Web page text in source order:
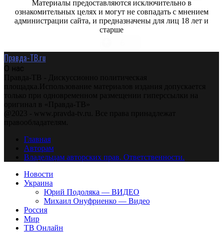
Материалы предоставляются исключительно в
ознакомительных целях и могут не совпадать с мнением
администрации сайта, и предназначены для лиц 18 лет и
старше
Правда-ТВ.ru
О нас
Правда-ТВ - Дискуссионно политическая
площадка.Использование материалов издания допускается
только при одновременном размещении гиперссылки на
оригинал в «Правда-ТВ»
@2023 - www.pravda-tv.ru. Все права принадлежат
правообладателям.
Главная
Авторам
Владельцам авторских прав. Ответственности.
Новости
Украина
Юрий Подоляка — ВИДЕО
Михаил Онуфриенко — Видео
Россия
Мир
ТВ Онлайн